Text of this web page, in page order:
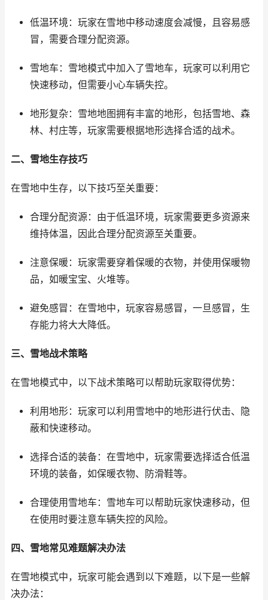
低温环境：玩家在雪地中移动速度会减慢，且容易感
冒，需要合理分配资源。
雪地车：雪地模式中加入了雪地车，玩家可以利用它
快速移动，但需要小心车辆失控。
地形复杂：雪地地图拥有丰富的地形，包括雪地、森
林、村庄等，玩家需要根据地形选择合适的战术。
二、雪地生存技巧
在雪地中生存，以下技巧至关重要：
合理分配资源：由于低温环境，玩家需要更多资源来
维持体温，因此合理分配资源至关重要。
注意保暖：玩家需要穿着保暖的衣物，并使用保暖物
品，如暖宝宝、火堆等。
避免感冒：在雪地中，玩家容易感冒，一旦感冒，生
存能力将大大降低。
三、雪地战术策略
在雪地模式中，以下战术策略可以帮助玩家取得优势：
利用地形：玩家可以利用雪地中的地形进行伏击、隐
蔽和快速移动。
选择合适的装备：在雪地中，玩家需要选择适合低温
环境的装备，如保暖衣物、防滑鞋等。
合理使用雪地车：雪地车可以帮助玩家快速移动，但
在使用时要注意车辆失控的风险。
四、雪地常见难题解决办法
在雪地模式中，玩家可能会遇到以下难题，以下是一些解
决办法：